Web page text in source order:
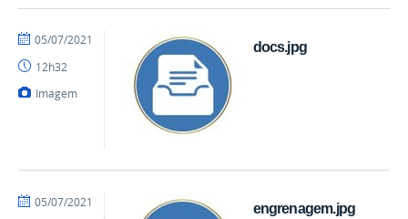
docs.jpg
por
publicado
05/07/2021
12h32
Imagem
engrenagem.jpg
por
publicado
05/07/2021